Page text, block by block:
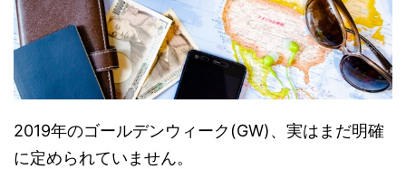
2019年のゴールデンウィーク(GW)、実はまだ明確
に定められていません。